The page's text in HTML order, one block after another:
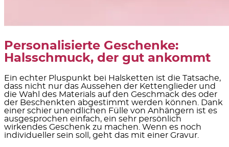
Personalisierte Geschenke:
Halsschmuck, der gut ankommt
Ein echter Pluspunkt bei Halsketten ist die Tatsache,
dass nicht nur das Aussehen der Kettenglieder und
die Wahl des Materials auf den Geschmack des oder
der Beschenkten abgestimmt werden können. Dank
einer schier unendlichen Fülle von Anhängern ist es
ausgesprochen einfach, ein sehr persönlich
wirkendes Geschenk zu machen. Wenn es noch
individueller sein soll, geht das mit einer Gravur.